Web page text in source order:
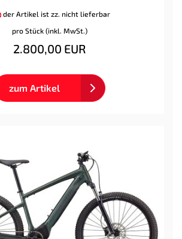
der Artikel ist zz. nicht lieferbar
pro Stück (inkl. MwSt.)
2.800,00 EUR
zum Artikel